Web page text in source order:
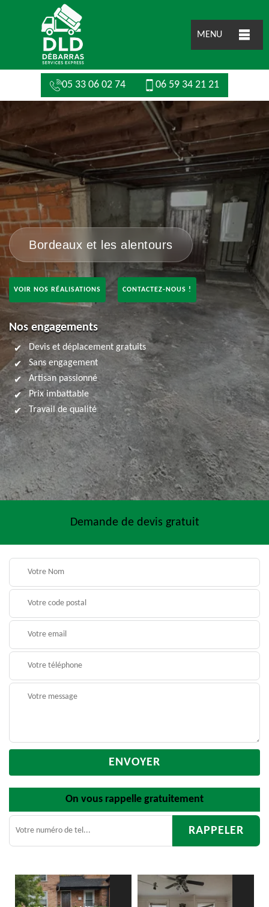
MENU
05 33 06 02 74 06 59 34 21 21
Bordeaux et les alentours
VOIR NOS RÉALISATIONS CONTACTEZ-NOUS !
Nos engagements
Devis et déplacement gratuits
Sans engagement
Artisan passionné
Prix imbattable
Travail de qualité
Demande de devis gratuit
On vous rappelle gratuitement